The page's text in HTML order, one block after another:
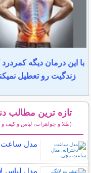
با این درمان دیگه کمردرد
زندگیت رو تعطیل
تازه ترین مطالب
(طلا و جواهرات، لباس و کیف
مدل ساعت
مدل لباس